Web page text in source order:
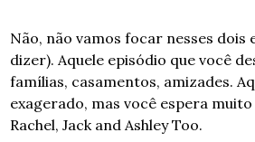
Não, não vamos focar nesses
dizer). Aquele episódio que você
famílias, casamentos, amizades.
exagerado, mas você espera
Rachel, Jack and Ashley Too.